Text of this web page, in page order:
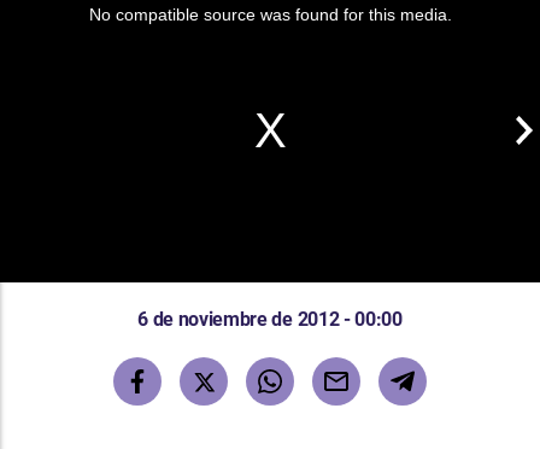
No compatible source was found for this media.
6 de noviembre de 2012 - 00:00